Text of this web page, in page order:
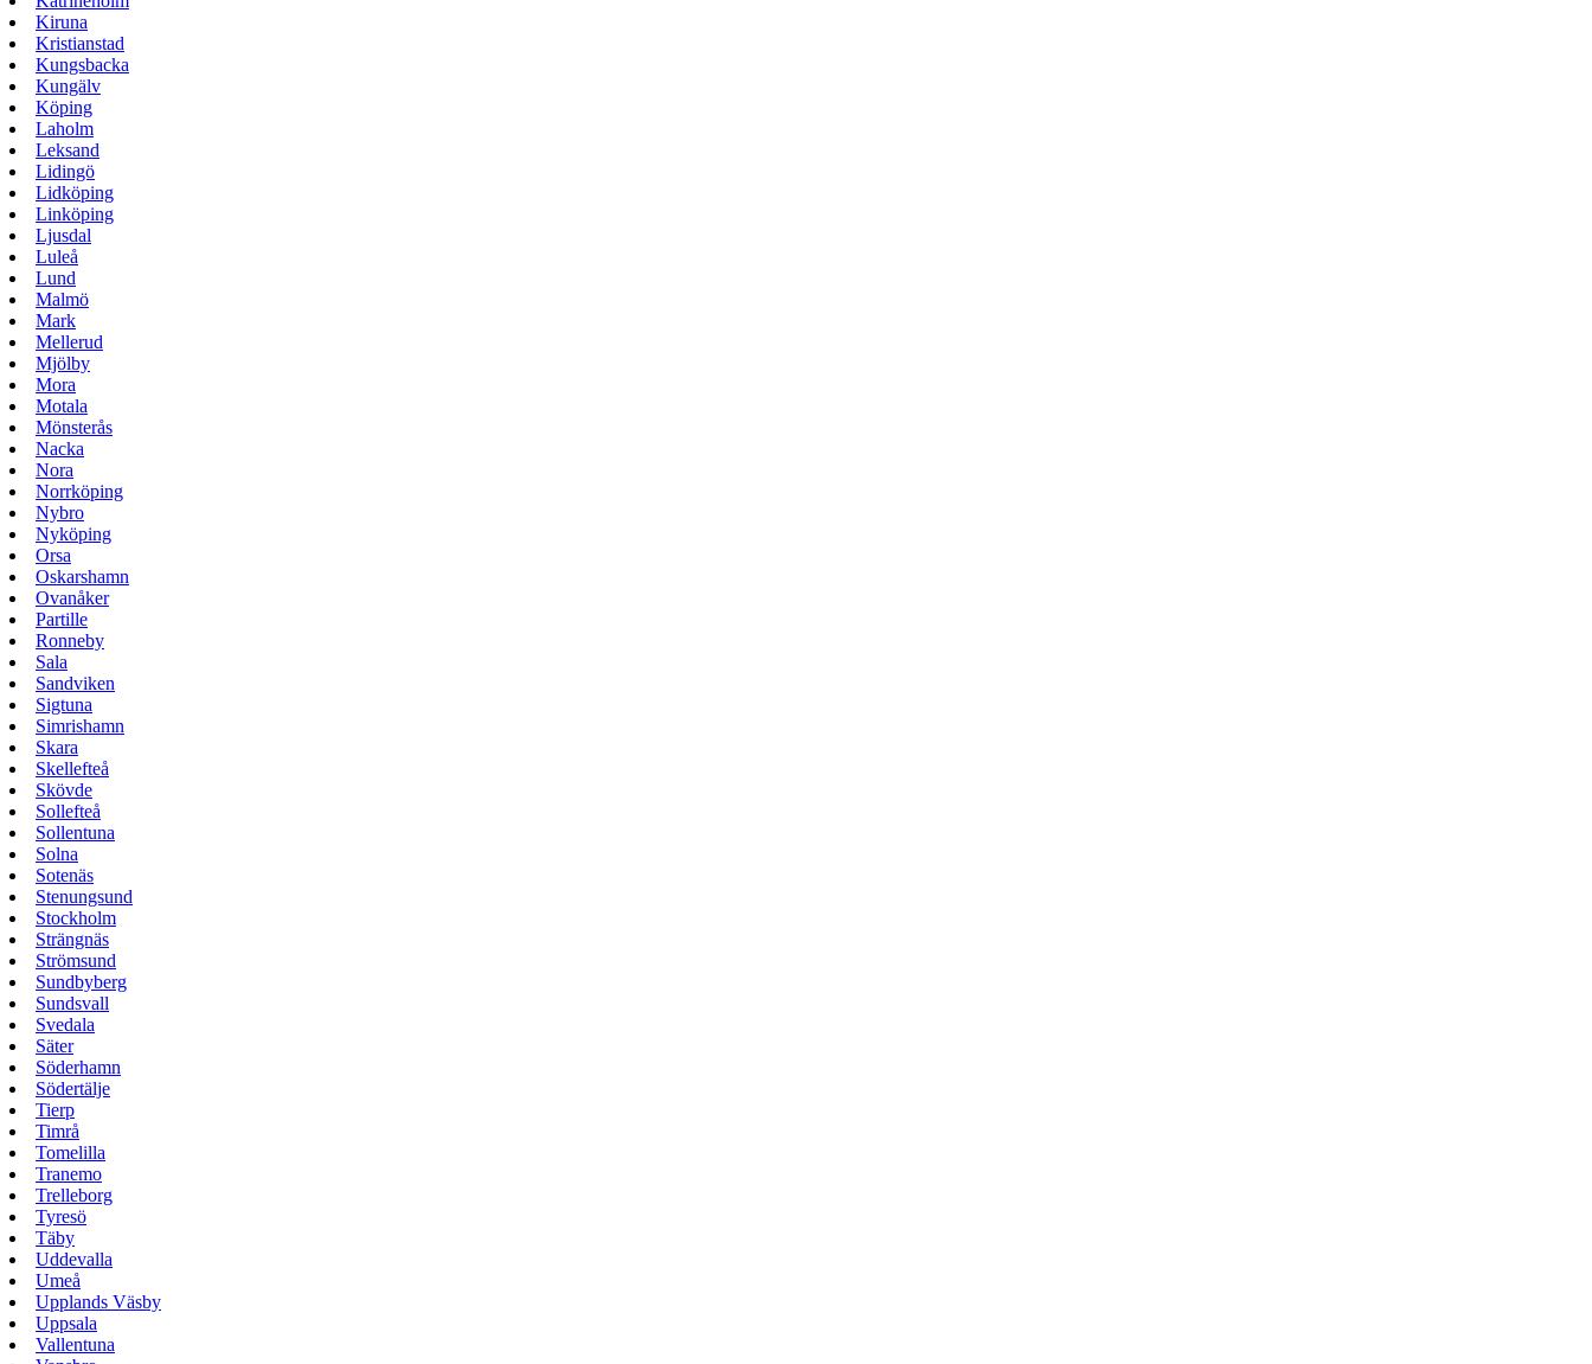
Kiruna
Kristianstad
Kungsbacka
Kungälv
Köping
Laholm
Leksand
Lidingö
Lidköping
Linköping
Ljusdal
Luleå
Lund
Malmö
Mark
Mellerud
Mjölby
Mora
Motala
Mönsterås
Nacka
Nora
Norrköping
Nybro
Nyköping
Orsa
Oskarshamn
Ovanåker
Partille
Ronneby
Sala
Sandviken
Sigtuna
Simrishamn
Skara
Skellefteå
Skövde
Sollefteå
Sollentuna
Solna
Sotenäs
Stenungsund
Stockholm
Strängnäs
Strömsund
Sundbyberg
Sundsvall
Svedala
Säter
Söderhamn
Södertälje
Tierp
Timrå
Tomelilla
Tranemo
Trelleborg
Tyresö
Täby
Uddevalla
Umeå
Upplands Väsby
Uppsala
Vallentuna